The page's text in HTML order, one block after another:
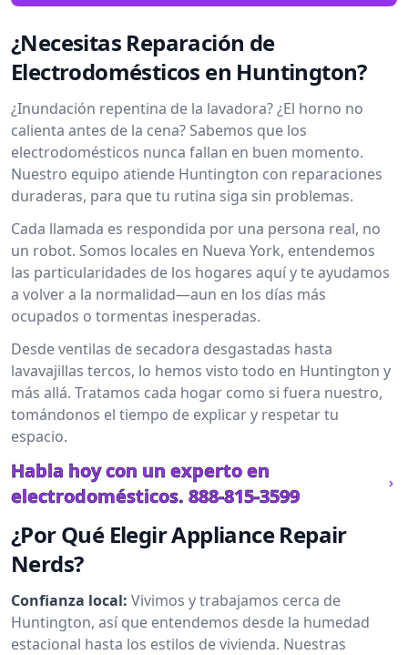
¿Necesitas Reparación de
Electrodomésticos en Huntington?
¿Inundación repentina de la lavadora? ¿El horno no
calienta antes de la cena? Sabemos que los
electrodomésticos nunca fallan en buen momento.
Nuestro equipo atiende Huntington con reparaciones
duraderas, para que tu rutina siga sin problemas.
Cada llamada es respondida por una persona real, no
un robot. Somos locales en Nueva York, entendemos
las particularidades de los hogares aquí y te ayudamos
a volver a la normalidad—aun en los días más
ocupados o tormentas inesperadas.
Desde ventilas de secadora desgastadas hasta
lavavajillas tercos, lo hemos visto todo en Huntington y
más allá. Tratamos cada hogar como si fuera nuestro,
tomándonos el tiempo de explicar y respetar tu
espacio.
Habla hoy con un experto en
electrodomésticos. 888-815-3599
¿Por Qué Elegir Appliance Repair
Nerds?
Confianza local: Vivimos y trabajamos cerca de
Huntington, así que entendemos desde la humedad
estacional hasta los estilos de vivienda. Nuestras